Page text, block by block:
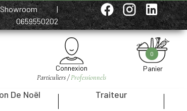
Showroom
|
0659550202
Connexion
Particuliers /Professionnels
Panier
0
De Noël Traiteur